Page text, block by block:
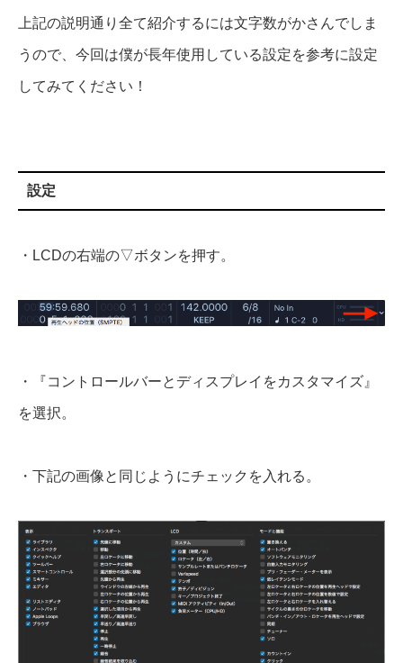
上記の説明通り全て紹介するには文字数がかさんでしま
うので、今回は僕が長年使用している設定を参考に設定
してみてください！
設定
・LCDの右端の▽ボタンを押す。
・『コントロールバーとディスプレイをカスタマイズ』
を選択。
・下記の画像と同じようにチェックを入れる。